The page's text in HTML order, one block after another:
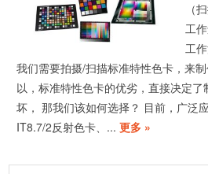
（
工
工
我们需要拍摄/扫描标准特性色卡，来
以，标准特性色卡的优劣，直接决定
坏， 那我们该如何选择？ 目前，广泛
IT8.7/2反射色卡、...更多 »